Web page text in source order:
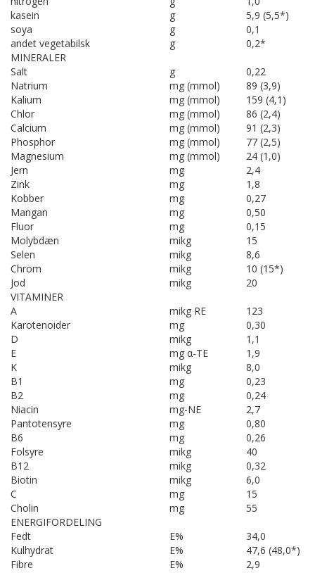
kasein
g
5,9 (5,5*)
soya
g
0,1
andet vegetabilsk
g
0,2*
MINERALER
Salt
g
0,22
Natrium
mg (mmol)
89 (3,9)
Kalium
mg (mmol)
159 (4,1)
Chlor
mg (mmol)
86 (2,4)
Calcium
mg (mmol)
91 (2,3)
Phosphor
mg (mmol)
77 (2,5)
Magnesium
mg (mmol)
24 (1,0)
Jern
mg
2,4
Zink
mg
1,8
Kobber
mg
0,27
Mangan
mg
0,50
Fluor
mg
0,15
Molybdæn
mikg
15
Selen
mikg
8,6
Chrom
mikg
10 (15*)
Jod
mikg
20
VITAMINER
A
mikg RE
123
Karotenoider
mg
0,30
D
mikg
1,1
E
mg α-TE
1,9
K
mikg
8,0
B1
mg
0,23
B2
mg
0,24
Niacin
mg-NE
2,7
Pantotensyre
mg
0,80
B6
mg
0,26
Folsyre
mikg
40
B12
mikg
0,32
Biotin
mikg
6,0
C
mg
15
Cholin
mg
55
ENERGIFORDELING
Fedt
E%
34,0
Kulhydrat
E%
47,6 (48,0*)
Fibre
E%
2,9